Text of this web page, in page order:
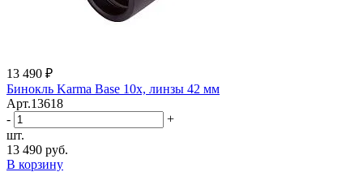
13 490 ₽
Бинокль Karma Base 10x, линзы 42 мм
Арт.13618
-
+
шт.
13 490 руб.
В корзину